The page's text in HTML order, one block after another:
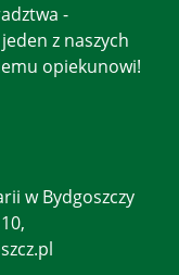
-
z naszych
opiekunowi!
w Bydgoszczy